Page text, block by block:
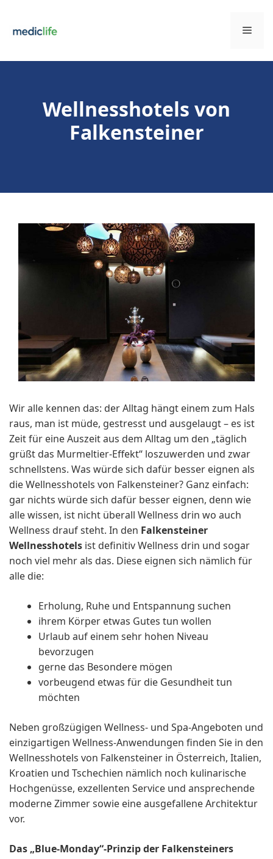
springen
Wellnesshotels von
Falkensteiner
Wir alle kennen das: der Alltag hängt einem zum Hals
raus, man ist müde, gestresst und ausgelaugt – es ist
Zeit für eine Auszeit aus dem Alltag um den „täglich
grüßt das Murmeltier-Effekt“ loszuwerden und zwar
schnellstens. Was würde sich dafür besser eignen als
die Wellnesshotels von Falkensteiner? Ganz einfach:
gar nichts würde sich dafür besser eignen, denn wie
alle wissen, ist nicht überall Wellness drin wo auch
Wellness drauf steht. In den Falkensteiner
Wellnesshotels ist definitiv Wellness drin und sogar
noch viel mehr als das. Diese eignen sich nämlich für
alle die:
Erholung, Ruhe und Entspannung suchen
ihrem Körper etwas Gutes tun wollen
Urlaub auf einem sehr hohen Niveau
bevorzugen
gerne das Besondere mögen
vorbeugend etwas für die Gesundheit tun
möchten
Neben großzügigen Wellness- und Spa-Angeboten und
einzigartigen Wellness-Anwendungen finden Sie in den
Wellnesshotels von Falkensteiner in Österreich, Italien,
Kroatien und Tschechien nämlich noch kulinarische
Hochgenüsse, exzellenten Service und ansprechende
moderne Zimmer sowie eine ausgefallene Architektur
vor.
Das „Blue-Monday“-Prinzip der Falkensteiners